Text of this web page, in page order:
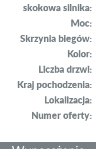
skokowa silnika:
Moc:
Skrzynia biegów:
Kolor:
Liczba drzwi:
Kraj pochodzenia:
Lokalizacja:
Numer oferty: